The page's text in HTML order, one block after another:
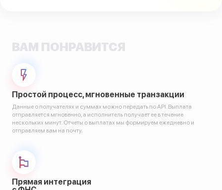
ВАМ ПОНРАВИТСЯ
Простой процесс, мгновенные транзакции
Данные о получателях и суммах можно передать по API. Выплата
отправляется мгновенно, а исполнитель получает ее в течение
нескольких минут. Отчеты о выплатах мы формируем ежедневно и
отправляем вам на почту.
Прямая интеграция